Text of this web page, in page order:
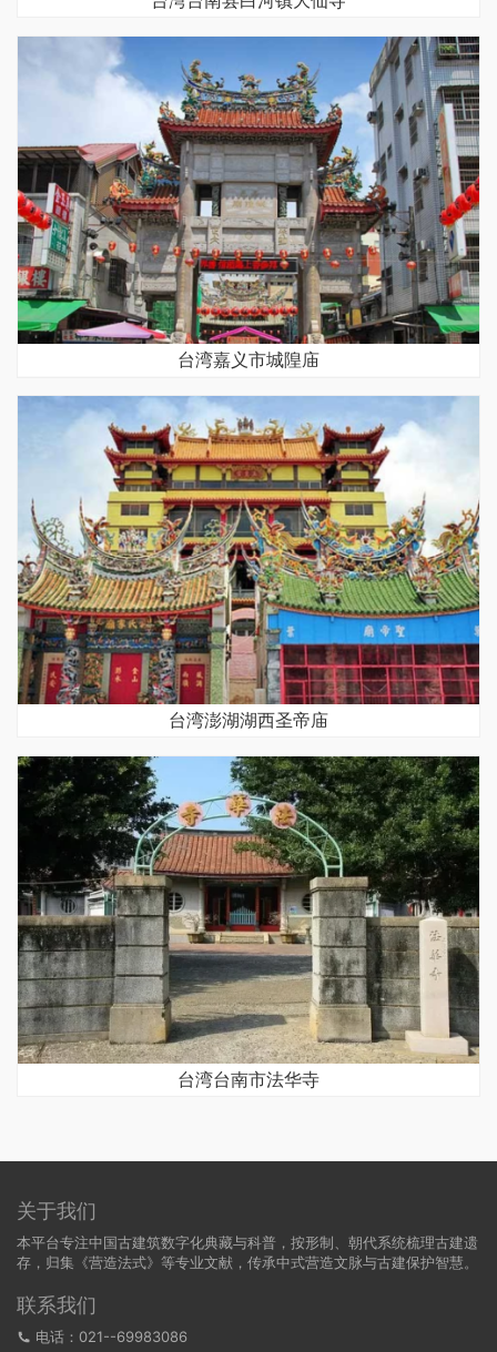
台湾嘉义市城隍庙
台湾澎湖湖西圣帝庙
台湾台南市法华寺
关于我们
本平台专注中国古建筑数字化典藏与科普，按形制、朝代系统梳理古建遗
存，归集《营造法式》等专业文献，传承中式营造文脉与古建保护智慧。
联系我们
电话：021--69983086